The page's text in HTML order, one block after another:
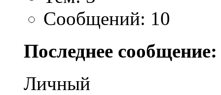
Сообщений: 10
Последнее сообщение:
Личный